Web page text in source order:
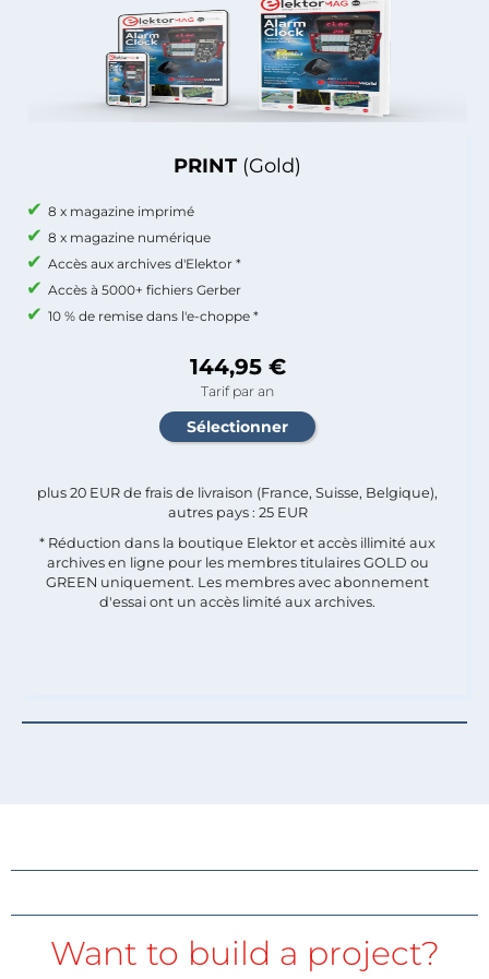
PRINT (Gold)
8 x magazine imprimé
8 x magazine numérique
Accès aux archives d'Elektor *
Accès à 5000+ fichiers Gerber
10 % de remise dans l'e-choppe *
144,95 €
Tarif par an
plus 20 EUR de frais de livraison (France, Suisse, Belgique),
autres pays : 25 EUR
* Réduction dans la boutique Elektor et accès illimité aux
archives en ligne pour les membres titulaires GOLD ou
GREEN uniquement. Les membres avec abonnement
d'essai ont un accès limité aux archives.
Want to build a project?